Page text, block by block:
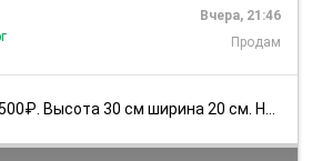
Вчера, 21:46
Продам
30 см ширина 20 см. На подставке плюс м...